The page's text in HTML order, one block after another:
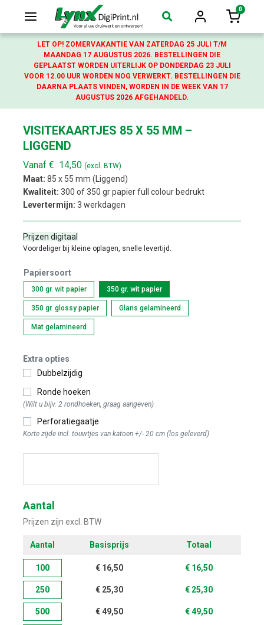
Login
0
LET OP! ZOMERVAKANTIE VAN ZATERDAG 25 JULI T/M
MAANDAG 17 AUGUSTUS 2026. BESTELLINGEN DIE
GEPLAATST WORDEN UITERLIJK OP DONDERDAG 23 JULI
VOOR 12.00 UUR WORDEN NOG VERWERKT. BESTELLINGEN DIE
DAARNA PLAATS VINDEN, WORDEN IN DE WEEK VAN 17
AUGUSTUS 2026 AFGEHANDELD.
VISITEKAARTJES 85 X 55 MM –
LIGGEND
Vanaf € 14,50 (excl. BTW)
Maat: 85 x 55 mm (Liggend)
Kwaliteit: 300 of 350 gr papier full colour bedrukt
Levertermijn: 3 werkdagen
Prijzen digitaal
Voordeliger bij kleine oplagen, snelle levertijd.
Papiersoort
300 gr. wit papier 350 gr. wit papier
350 gr. glossy papier Glans gelamineerd
Mat gelamineerd
Extra opties
Dubbelzijdig
Ronde hoeken
(Wilt u bijv. 2 rondhoeken, graag aangeven)
Perforatiegaatje
Korte zijde incl. touwtjes van katoen +/- 20 cm (los geleverd)
Aantal
Prijzen zijn excl. BTW
Aantal Basisprijs Totaal
100 € 16,50 € 16,50
250 € 25,30 € 25,30
500 € 49,50 € 49,50